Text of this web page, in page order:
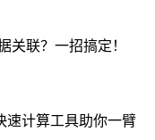
关联？一招搞定！
速计算工具助你一臂